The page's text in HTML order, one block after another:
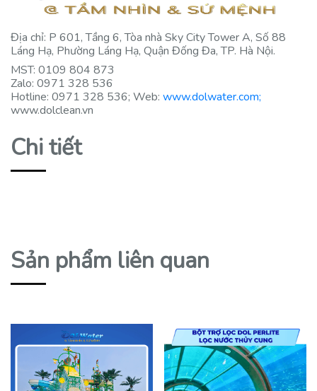
Địa chỉ: P 601, Tầng 6, Tòa nhà Sky City Tower A, Số 88
Láng Hạ, Phường Láng Hạ, Quận Đống Đa, TP. Hà Nội.
MST: 0109 804 873
Zalo: 0971 328 536
Hotline: 0971 328 536; Web: www.dolwater.com;
www.dolclean.vn
Chi tiết
Sản phẩm liên quan